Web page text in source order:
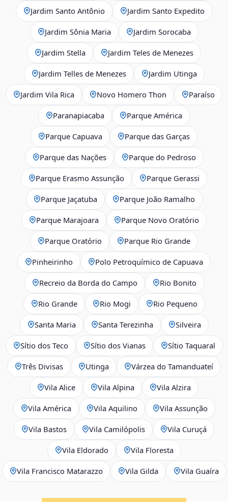
Jardim Santo Antônio Jardim Santo Expedito
Jardim Sônia Maria Jardim Sorocaba
Jardim Stella Jardim Teles de Menezes
Jardim Telles de Menezes Jardim Utinga
Jardim Vila Rica Novo Homero Thon Paraíso
Paranapiacaba Parque América
Parque Capuava Parque das Garças
Parque das Nações Parque do Pedroso
Parque Erasmo Assunção Parque Gerassi
Parque Jaçatuba Parque João Ramalho
Parque Marajoara Parque Novo Oratório
Parque Oratório Parque Rio Grande
Pinheirinho Polo Petroquímico de Capuava
Recreio da Borda do Campo Rio Bonito
Rio Grande Rio Mogi Rio Pequeno
Santa Maria Santa Terezinha Silveira
Sítio dos Teco Sítio dos Vianas Sítio Taquaral
Três Divisas Utinga Várzea do Tamanduateí
Vila Alice Vila Alpina Vila Alzira
Vila América Vila Aquilino Vila Assunção
Vila Bastos Vila Camilópolis Vila Curuçá
Vila Eldorado Vila Floresta
Vila Francisco Matarazzo Vila Gilda Vila Guaíra